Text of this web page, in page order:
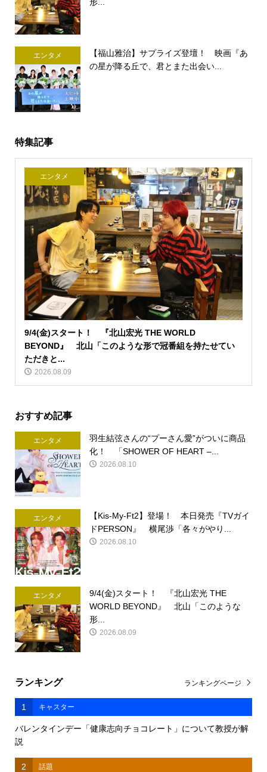
エンタメ
【福山雅治】サプライズ登壇！ 映画『あ
の星が降る丘で、君とまた出会い...
特集記事
エンタメ
9/4(金)スタート！ 『北山宏光 THE WORLD
BEYOND』 北山「このような形で冠番組を持たせてい
ただきと...
2026.08.09
おすすめ記事
エンタメ
羽生結弦さんの“プーさん愛”がついに商品
化！ 「SHOWER OF HEART –...
2026.08.10
エンタメ
【Kis-My-Ft2】登場！ 本日発売『TVガイ
ドPERSON』 横尾渉「各々がやり...
2026.08.10
エンタメ
9/4(金)スタート！ 『北山宏光 THE
WORLD BEYOND』 北山「このような
形...
2026.08.09
ランキング
1 キャスター
バレンタインデー「健康志向チョコレート」について教授が解
説
2 話題
ランキングページ